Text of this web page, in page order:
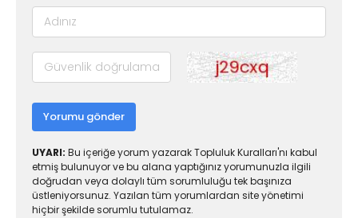
Yorumu gönder
UYARI: Bu içeriğe yorum yazarak Topluluk Kuralları'nı kabul
etmiş bulunuyor ve bu alana yaptığınız yorumunuzla ilgili
doğrudan veya dolaylı tüm sorumluluğu tek başınıza
üstleniyorsunuz. Yazılan tüm yorumlardan site yönetimi
hiçbir şekilde sorumlu tutulamaz.